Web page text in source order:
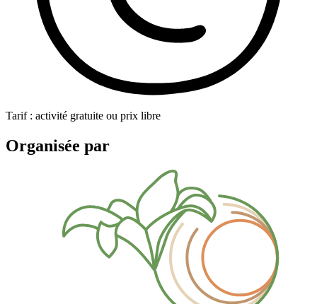
Tarif : activité gratuite ou prix libre
Organisée par